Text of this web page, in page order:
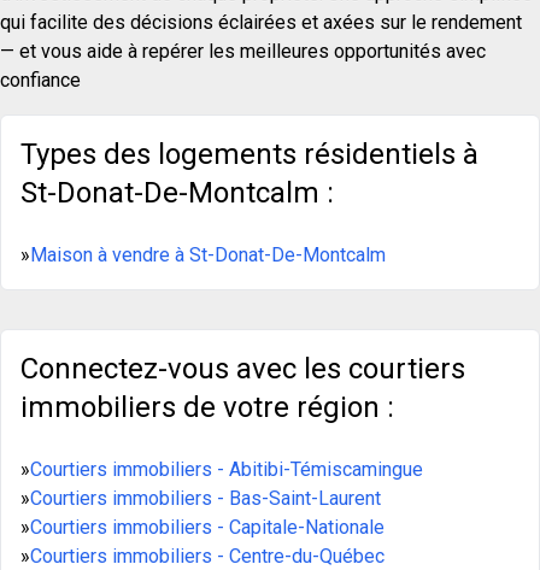
qui facilite des décisions éclairées et axées sur le rendement
— et vous aide à repérer les meilleures opportunités avec
confiance
Types des logements résidentiels à
St-Donat-De-Montcalm :
» Maison à vendre à St-Donat-De-Montcalm
Connectez-vous avec les courtiers
immobiliers de votre région :
»Courtiers immobiliers - Abitibi-Témiscamingue
»Courtiers immobiliers - Bas-Saint-Laurent
»Courtiers immobiliers - Capitale-Nationale
»Courtiers immobiliers - Centre-du-Québec